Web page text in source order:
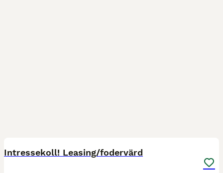
Intressekoll! Leasing/fodervärd